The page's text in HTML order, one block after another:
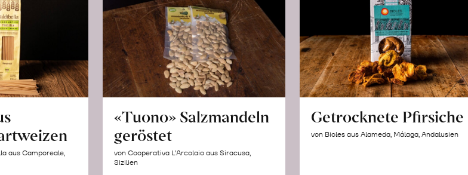
aus Camporeale,
«Tuono» Salzmandeln
geröstet
von Cooperativa L’Arcolaio aus Siracusa,
Sizilien
Getrocknete Pfirsiche
von Bioles aus Alameda, Málaga, Andalusien